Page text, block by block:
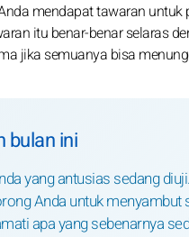
mendapat tawaran untuk
itu benar-benar selaras
jika semuanya bisa
bulan ini
yang antusias sedang
Anda untuk menyambut
apa yang sebenarnya